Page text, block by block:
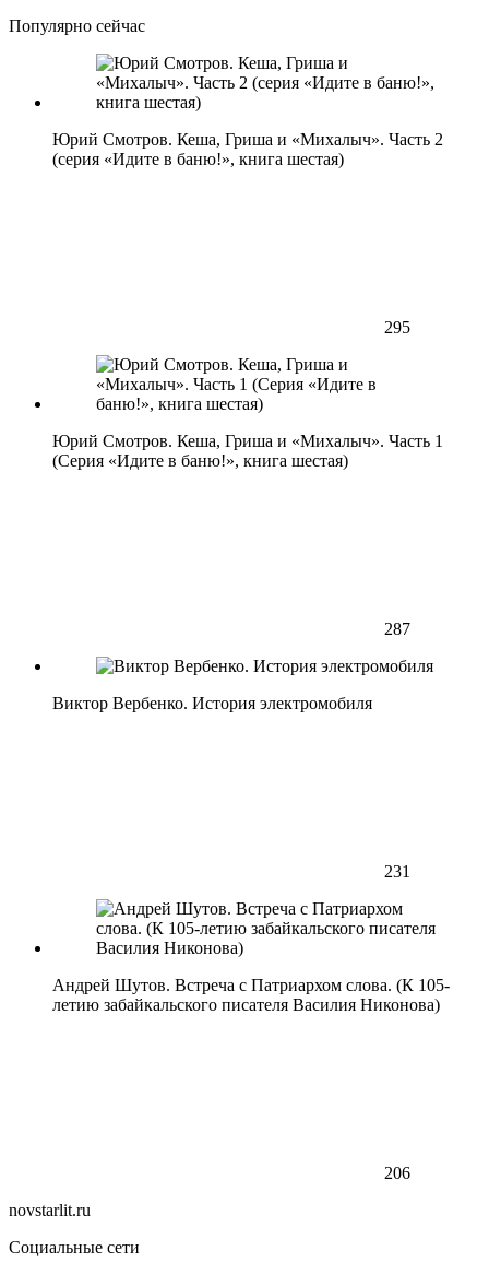
Популярно сейчас
Юрий Смотров. Кеша, Гриша и «Михалыч». Часть 2
(серия «Идите в баню!», книга шестая)
295
Юрий Смотров. Кеша, Гриша и «Михалыч». Часть 1
(Серия «Идите в баню!», книга шестая)
287
Виктор Вербенко. История электромобиля
231
Андрей Шутов. Встреча с Патриархом слова. (К 105-
летию забайкальского писателя Василия Никонова)
206
novstarlit.ru
Социальные сети